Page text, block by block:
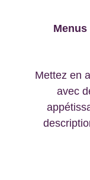
Mettez en
avec